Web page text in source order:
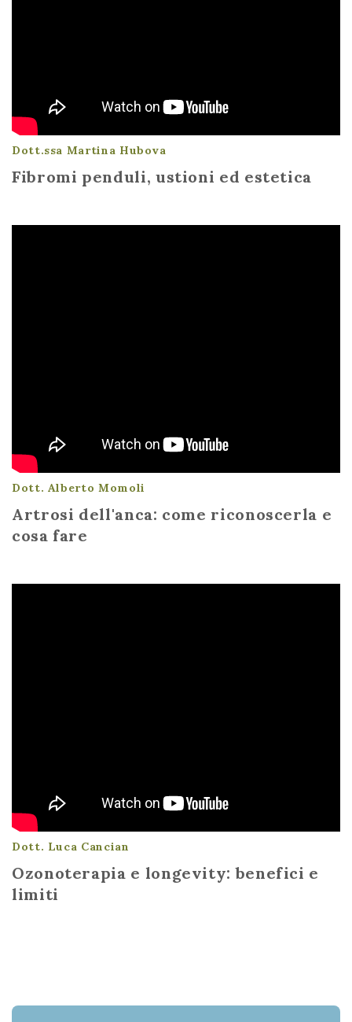
Dott.ssa Martina Hubova
Fibromi penduli, ustioni ed estetica
Dott. Alberto Momoli
Artrosi dell'anca: come riconoscerla e
cosa fare
Dott. Luca Cancian
Ozonoterapia e longevity: benefici e
limiti